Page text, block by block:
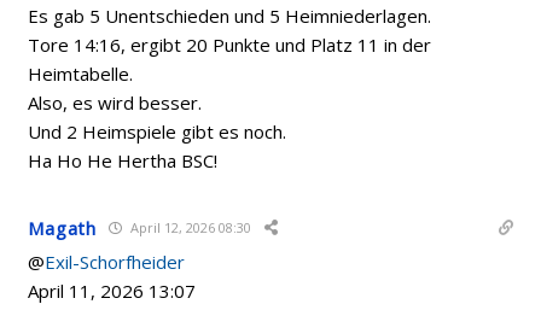
Es gab 5 Unentschieden und 5 Heimniederlagen.
Tore 14:16, ergibt 20 Punkte und Platz 11 in der
Heimtabelle.
Also, es wird besser.
Und 2 Heimspiele gibt es noch.
Ha Ho He Hertha BSC!
Magath April 12, 2026 08:30
@Exil-Schorfheider
April 11, 2026 13:07